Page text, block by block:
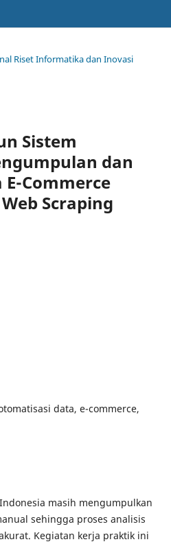
Riset Informatika dan Inovasi
Sistem
dan
Commerce
Scraping
data, e-commerce,
masih mengumpulkan
sehingga proses analisis
Kegiatan kerja praktik ini